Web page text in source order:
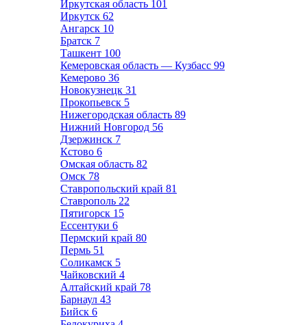
Иркутская область 101
Иркутск 62
Ангарск 10
Братск 7
Ташкент 100
Кемеровская область — Кузбасс 99
Кемерово 36
Новокузнецк 31
Прокопьевск 5
Нижегородская область 89
Нижний Новгород 56
Дзержинск 7
Кстово 6
Омская область 82
Омск 78
Ставропольский край 81
Ставрополь 22
Пятигорск 15
Ессентуки 6
Пермский край 80
Пермь 51
Соликамск 5
Чайковский 4
Алтайский край 78
Барнаул 43
Бийск 6